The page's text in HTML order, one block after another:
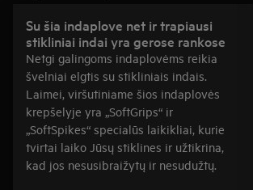
Su šia indaplove net ir trapiausi
stikliniai indai yra gerose rankose
Netgi galingoms indaplovėms reikia
švelniai elgtis su stikliniais indais.
Laimei, viršutiniame šios indaplovės
krepšelyje yra „SoftGrips“ ir
„SoftSpikes“ specialūs laikikliai, kurie
tvirtai laiko Jūsų stiklines ir užtikrina,
kad jos nesusibraižytų ir nesudužtų.